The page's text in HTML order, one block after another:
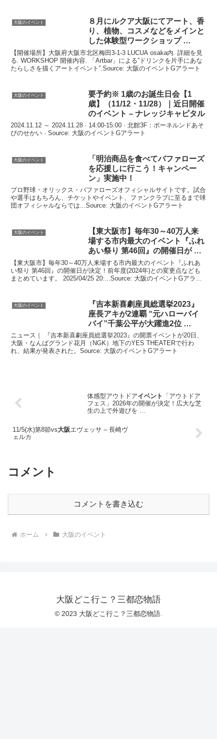
大阪のイベント ８月にルクア大阪にてアート、香
り、植物、コスメなどをメインと
した体験型ワークショップ …
【開催場所】大阪府大阪市北区梅田3-1-3 LUCUA osaka内. 詳細を見
る. WORKSHOP 開催内容. 「Artbar」による”ドリンクを片手にあな
たらしさを描くアートイベント”.Source: 大阪のイベントGアラート
大阪のイベント
要予約※ 1歳のお誕生日会【1
歳】（11/12・11/28）｜近日開催
のイベント – ナレッジキャピタル
2024.11.12 ～ 2024.11.28 · 14:00-15:00 · 北館3F：ボーネルンドあそ
びのせかい · Source: 大阪のイベントGアラート
大阪のイベント
「明治商品を食べてバファローズ
を応援しに行こう！キャンペー
ン」実施中！
プロ野球・オリックス・バファローズオフィシャルサイトです。試合
や選手はもちろん、チケットやイベント、ファンクラブに至るまで球
団オフィシャルならでは...Source: 大阪のイベントGアラート
大阪のイベント 【東大阪市】毎年30～40万人来
場する市内最大のイベント
『ふれ
あい祭り 第46回』の開催日が …
【東大阪市】毎年30～40万人来場する市内最大のイベント『ふれあ
い祭り 第46回』の開催日が決定！前年度(2024年)との変更点なども
まとめています。 2025/04/25 20:...Source: 大阪のイベントGアラー
大阪のイベント
『吉本新喜劇座員総選挙2023』
座長アキが2連覇 “元ハローバイ
バイ”千葉公平が大躍進2位 …
ニュース｜ 『吉本新喜劇座員総選挙2023』の開票イベントが20日、
大阪・なんばグランド花月（NGK）地下のYES THEATERで行わ
れ、結果が発表された。Source: 大阪のイベントGアラート
体感型アウトドアイベント 「アウトドア
フェス」2026年の開催が決定！広大な芝
生の上で外遊びを …
11/5(水)第8節vs大阪エヴェッサ – 長崎ヴ
ェルカ
コメント
コメントを書き込む
ホーム 大阪のイベント
大阪どこ行こ？三都恋物語
© 2023 大阪どこ行こ？三都恋物語.